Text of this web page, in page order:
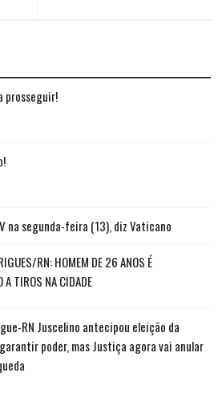
prosseguir!
na segunda-feira (13), diz Vaticano
RN: HOMEM DE 26 ANOS É
A TIROS NA CIDADE
RN Juscelino antecipou eleição da
poder, mas Justiça agora vai anular